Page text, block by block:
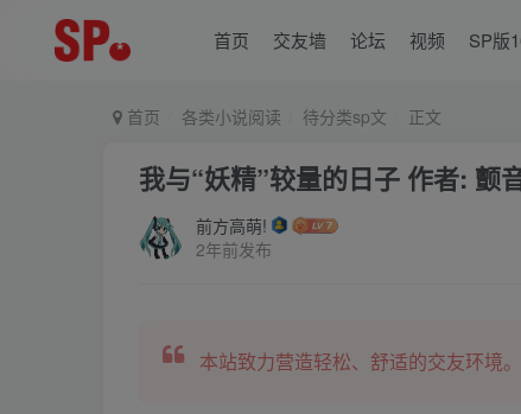
首页 交友墙 论坛 视频 SP版
首页 各类小说阅读 待分类sp文 正文
我与“妖精”较量的日子 作者: 颤
前方高萌!
2年前发布
本站致力营造轻松、舒适的交友环境。